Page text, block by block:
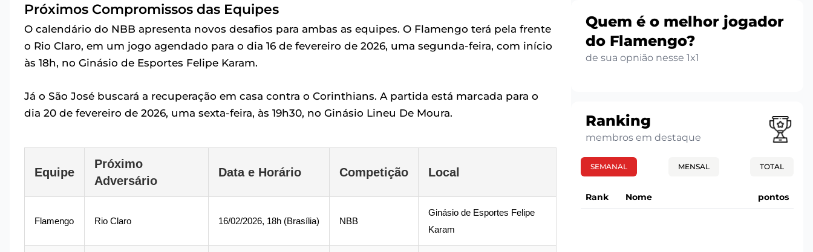
Próximos Compromissos das Equipes
O calendário do NBB apresenta novos desafios para ambas as equipes. O Flamengo terá pela frente
o Rio Claro, em um jogo agendado para o dia 16 de fevereiro de 2026, uma segunda-feira, com início
às 18h, no Ginásio de Esportes Felipe Karam.
Já o São José buscará a recuperação em casa contra o Corinthians. A partida está marcada para o
dia 20 de fevereiro de 2026, uma sexta-feira, às 19h30, no Ginásio Lineu De Moura.
Equipe
Próximo
Adversário
Data e Horário Competição Local
Flamengo Rio Claro 16/02/2026, 18h (Brasília) NBB
Ginásio de Esportes Felipe
Karam
Quem é o melhor jogador
do Flamengo?
de sua opnião nesse 1x1
Ranking
membros em destaque
SEMANAL MENSAL TOTAL
Rank Nome pontos